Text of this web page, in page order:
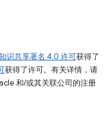
识共享署名 4.0 许可获得了
获得了许可。有关详情，请
和/或其关联公司的注册